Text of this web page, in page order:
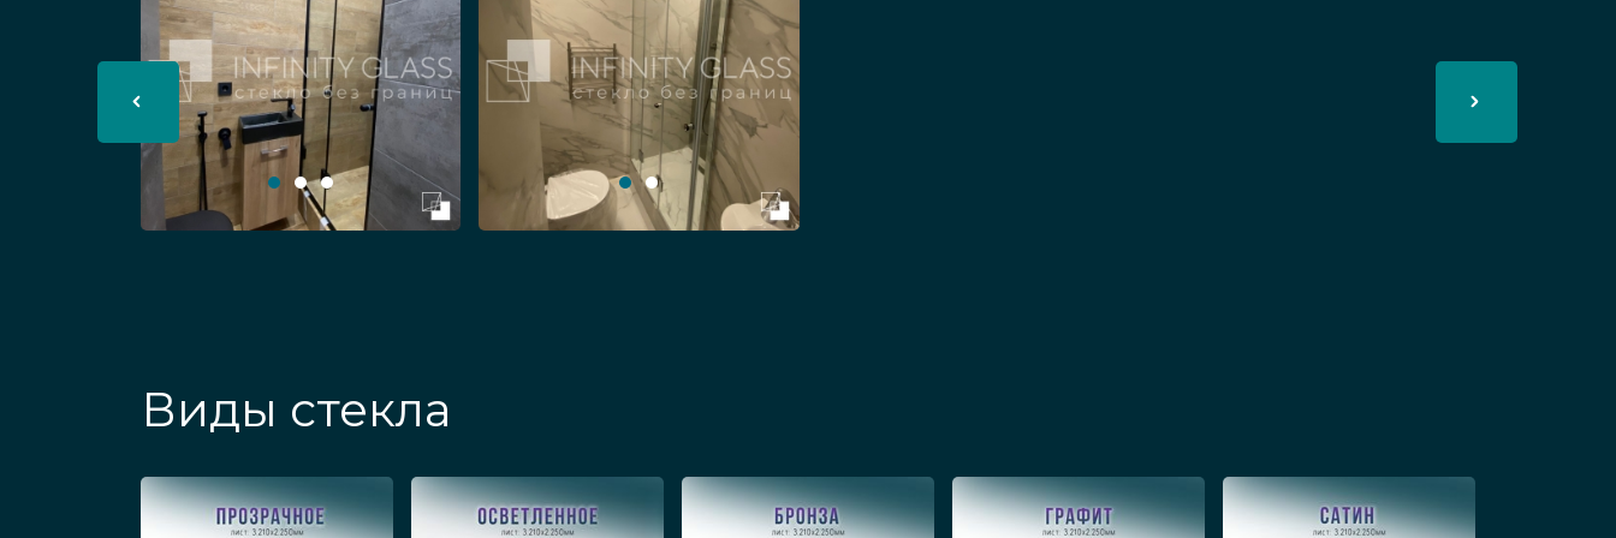
матированные;
с фотопечатью;
изогнутые.
Где могут использоваться складывающиеся модели
Виды стекла